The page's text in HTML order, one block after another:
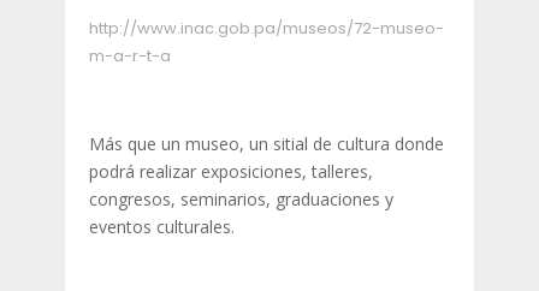
http://www.inac.gob.pa/museos/72-museo-
m-a-r-t-a
Más que un museo, un sitial de cultura donde
podrá realizar exposiciones, talleres,
congresos, seminarios, graduaciones y
eventos culturales.